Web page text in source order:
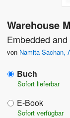
Warehouse
Embedded
von Namita Sachan,
Buch
Sofort lieferbar
E-Book
Sofort verfügbar